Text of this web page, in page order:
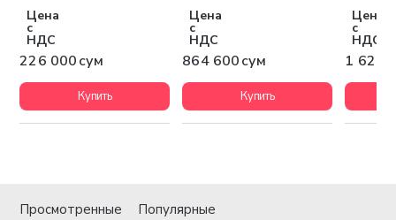
Цена
с
НДС
226 000 сум
Купить
Цена
с
НДС
864 600 сум
Купить
Цена
с
НДС
1 621
Просмотренные Популярные